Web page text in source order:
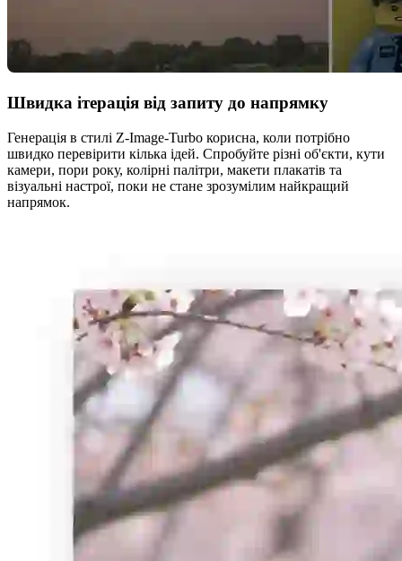
Швидка ітерація від запиту до напрямку
Генерація в стилі Z-Image-Turbo корисна, коли потрібно
швидко перевірити кілька ідей. Спробуйте різні об'єкти, кути
камери, пори року, колірні палітри, макети плакатів та
візуальні настрої, поки не стане зрозумілим найкращий
напрямок.